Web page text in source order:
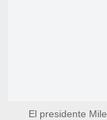
El presidente